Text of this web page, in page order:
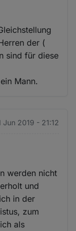
der (
sind für diese
Mann.
Jun 2019 - 21:12
werden nicht
und
in der
zum
als